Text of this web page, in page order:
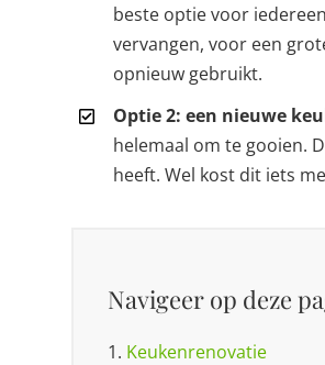
beste optie voor
vervangen, voor een
opnieuw gebruikt.
Optie 2: een nieuwe
helemaal om te gooien.
heeft. Wel kost dit iets
Navigeer op deze
1. Keukenrenovatie